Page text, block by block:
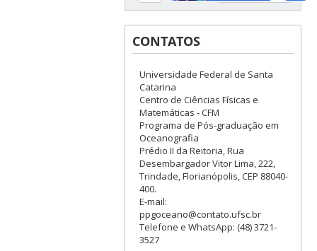
CONTATOS
Universidade Federal de Santa
Catarina
Centro de Ciências Físicas e
Matemáticas - CFM
Programa de Pós-graduação em
Oceanografia
Prédio II da Reitoria, Rua
Desembargador Vitor Lima, 222,
Trindade, Florianópolis, CEP 88040-
400.
E-mail:
ppgoceano@contato.ufsc.br
Telefone e WhatsApp: (48) 3721-
3527